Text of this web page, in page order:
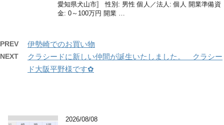
愛知県犬山市〛 性別: 男性 個人／法人: 個人 開業準備資
金: 0～100万円 開業 …
PREV 伊勢崎でのお買い物
NEXT
クラシードに新しい仲間が誕生いたしました。 クラシー
ド大阪平野様です✿
2026/08/08